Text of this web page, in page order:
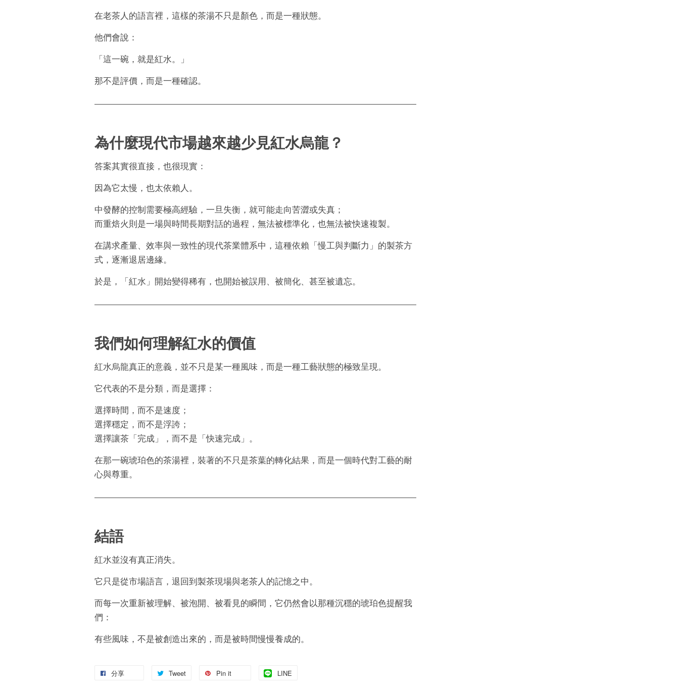
在老茶人的語言裡，這樣的茶湯不只是顏色，而是一種狀態。
他們會說：
「這一碗，就是紅水。」
那不是評價，而是一種確認。
為什麼現代市場越來越少見紅水烏龍？
答案其實很直接，也很現實：
因為它太慢，也太依賴人。
中發酵的控制需要極高經驗，一旦失衡，就可能走向苦澀或失真；
而重焙火則是一場與時間長期對話的過程，無法被標準化，也無法被快速複製。
在講求產量、效率與一致性的現代茶業體系中，這種依賴「慢工與判斷力」的製茶方
式，逐漸退居邊緣。
於是，「紅水」開始變得稀有，也開始被誤用、被簡化、甚至被遺忘。
我們如何理解紅水的價值
紅水烏龍真正的意義，並不只是某一種風味，而是一種工藝狀態的極致呈現。
它代表的不是分類，而是選擇：
選擇時間，而不是速度；
選擇穩定，而不是浮誇；
選擇讓茶「完成」，而不是「快速完成」。
在那一碗琥珀色的茶湯裡，裝著的不只是茶葉的轉化結果，而是一個時代對工藝的耐
心與尊重。
結語
紅水並沒有真正消失。
它只是從市場語言，退回到製茶現場與老茶人的記憶之中。
而每一次重新被理解、被泡開、被看見的瞬間，它仍然會以那種沉穩的琥珀色提醒我
們：
有些風味，不是被創造出來的，而是被時間慢慢養成的。
分享 Tweet Pin it LINE